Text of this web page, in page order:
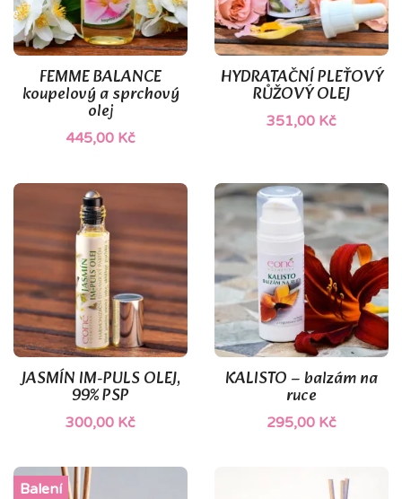
FEMME BALANCE
koupelový a sprchový
olej
445,00 Kč
HYDRATAČNÍ PLEŤOVÝ
RŮŽOVÝ OLEJ
351,00 Kč
JASMÍN IM-PULS OLEJ,
99% PSP
300,00 Kč
KALISTO – balzám na
ruce
295,00 Kč
Balení